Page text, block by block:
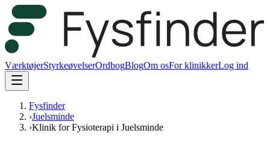
VærktøjerStyrkeøvelserOrdbogBlogOm osFor klinikkerLog ind
Fysfinder
›Juelsminde
›Klinik for Fysioterapi i Juelsminde